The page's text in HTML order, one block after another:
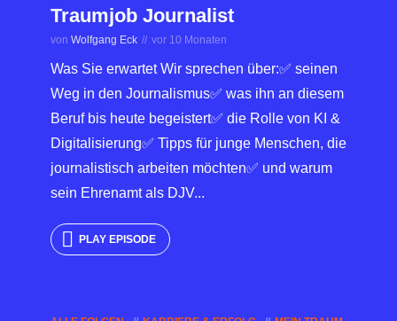
Traumjob Journalist
von Wolfgang Eck vor 10 Monaten
Was Sie erwartet Wir sprechen über:✅ seinen
Weg in den Journalismus✅ was ihn an diesem
Beruf bis heute begeistert✅ die Rolle von KI &
Digitalisierung✅ Tipps für junge Menschen, die
journalistisch arbeiten möchten✅ und warum
sein Ehrenamt als DJV...
PLAY EPISODE